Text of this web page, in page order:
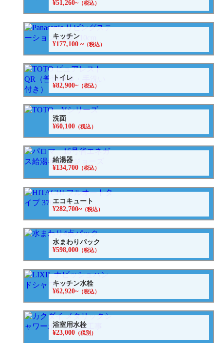
¥51,260~（税込）
キッチン
¥177,100 ~（税込）
トイレ
¥82,900~（税込）
洗面
¥60,100 （税込）
給湯器
¥134,700 （税込）
エコキュート
¥282,700~（税込）
水まわりパック
¥598,000 （税込）
キッチン水栓
¥62,920~（税込）
浴室用水栓
¥23,000 （税別）